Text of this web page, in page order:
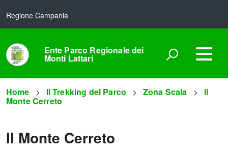
Regione Campania
Ente Parco Regionale dei
Monti Lattari
Home Il Trekking del Parco Zona Scala Il
Monte Cerreto
Il Monte Cerreto